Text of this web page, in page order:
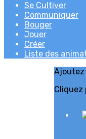
Se Cultiver
Communiquer
Bouger
Jouer
Créer
Liste des
Ajoutez
Cliquez